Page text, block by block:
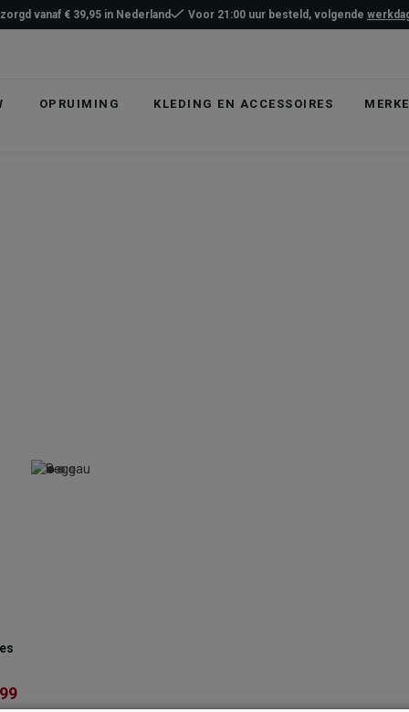
OPRUIMING KLEDING EN ACCESSOIRES
vanaf € 39,95 in Nederland Voor 21:00 uur besteld, volgende